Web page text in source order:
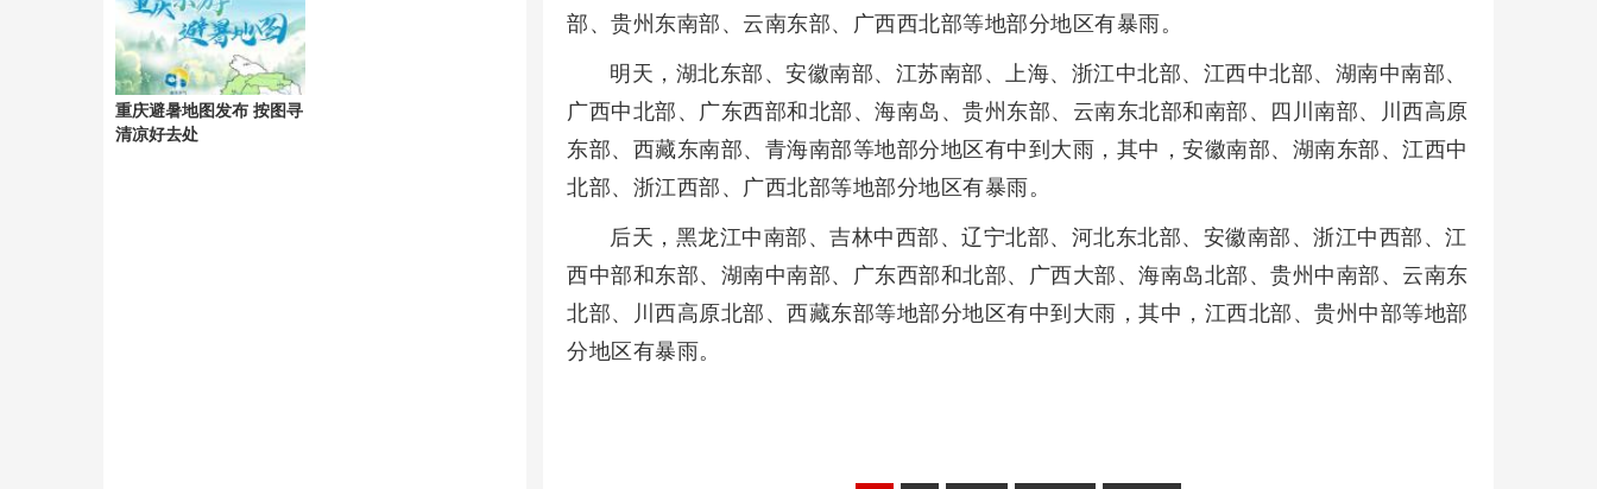
部、贵州东南部、云南东部、广西西北部等地部分地区有暴雨。
明天，湖北东部、安徽南部、江苏南部、上海、浙江中北部、江西中北部、湖南中南部、
广西中北部、广东西部和北部、海南岛、贵州东部、云南东北部和南部、四川南部、川西高原
东部、西藏东南部、青海南部等地部分地区有中到大雨，其中，安徽南部、湖南东部、江西中
北部、浙江西部、广西北部等地部分地区有暴雨。
后天，黑龙江中南部、吉林中西部、辽宁北部、河北东北部、安徽南部、浙江中西部、江
西中部和东部、湖南中南部、广东西部和北部、广西大部、海南岛北部、贵州中南部、云南东
北部、川西高原北部、西藏东部等地部分地区有中到大雨，其中，江西北部、贵州中部等地部
分地区有暴雨。
重庆避暑地图发布 按图寻
清凉好去处